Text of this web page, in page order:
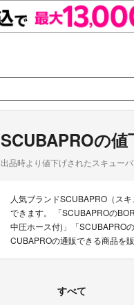
SCUBAPROの
出品時より値下げされたスキュー
人気ブランドSCUBAPRO（ス
できます。 「SCUBAPROの
中圧ホース付)」「SCUBAPRO
CUBAPROの通販できる商品を
すべて